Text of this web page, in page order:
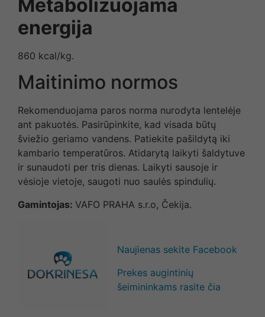
Metabolizuojama
energija
860 kcal/kg.
Maitinimo normos
Rekomenduojama paros norma nurodyta lentelėje
ant pakuotės. Pasirūpinkite, kad visada būtų
šviežio geriamo vandens. Patiekite pašildytą iki
kambario temperatūros. Atidarytą laikyti šaldytuve
ir sunaudoti per tris dienas. Laikyti sausoje ir
vėsioje vietoje, saugoti nuo saulės spindulių.
Gamintojas: VAFO PRAHA s.r.o, Čekija.
Naujienas sekite Facebook
Prekes augintinių
šeimininkams rasite čia